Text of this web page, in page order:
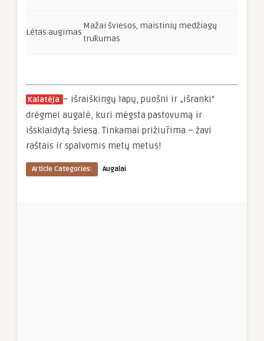
Lėtas augimas
Mažai šviesos, maistinių medžiagų
trūkumas
Kalatėja – išraiškingų lapų, puošni ir „išranki“
drėgmei augalė, kuri mėgsta pastovumą ir
išsklaidytą šviesą. Tinkamai prižiūrima – žavi
raštais ir spalvomis metų metus!
Article Categories: Augalai